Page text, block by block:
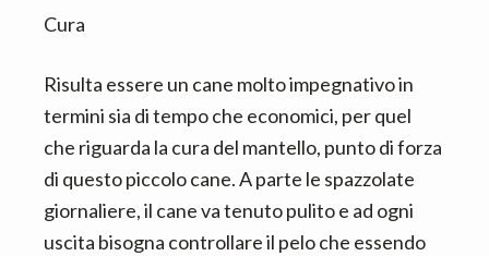
Cura
Risulta essere un cane molto impegnativo in
termini sia di tempo che economici, per quel
che riguarda la cura del mantello, punto di forza
di questo piccolo cane. A parte le spazzolate
giornaliere, il cane va tenuto pulito e ad ogni
uscita bisogna controllare il pelo che essendo